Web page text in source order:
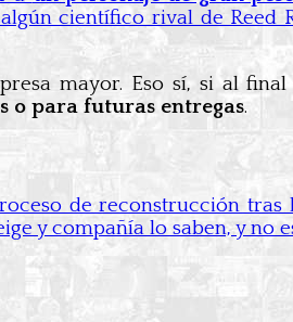
científico rival de Reed
mayor. Eso sí, si al
o para futuras entregas.
de reconstrucción tras
y compañía lo saben, y no